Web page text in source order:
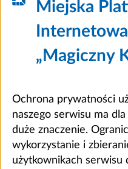
Miejska
Internetowa
„Magiczny
Ochrona prywatności
naszego serwisu ma
duże znaczenie.
wykorzystanie i
użytkownikach serwisu